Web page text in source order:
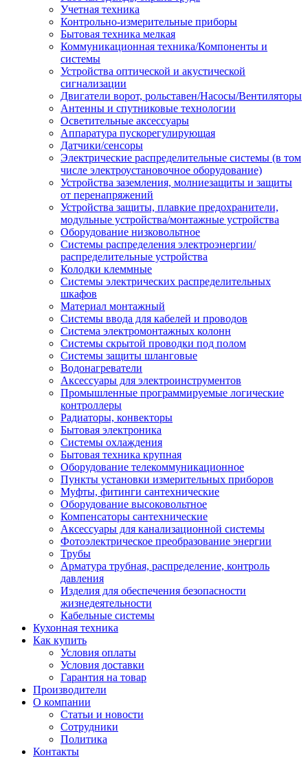
Учетная техника
Контрольно-измерительные приборы
Бытовая техника мелкая
Коммуникационная техника/Компоненты и
системы
Устройства оптической и акустической
сигнализации
Двигатели ворот, рольставен/Насосы/Вентиляторы
Антенны и спутниковые технологии
Осветительные аксессуары
Аппаратура пускорегулирующая
Датчики/сенсоры
Электрические распределительные системы (в том
числе электроустановочное оборудование)
Устройства заземления, молниезащиты и защиты
от перенапряжений
Устройства защиты, плавкие предохранители,
модульные устройства/монтажные устройства
Оборудование низковольтное
Системы распределения электроэнергии/
распределительные устройства
Колодки клеммные
Системы электрических распределительных
шкафов
Материал монтажный
Системы ввода для кабелей и проводов
Система электромонтажных колонн
Системы скрытой проводки под полом
Системы защиты шланговые
Водонагреватели
Аксессуары для электроинструментов
Промышленные программируемые логические
контроллеры
Радиаторы, конвекторы
Бытовая электроника
Системы охлаждения
Бытовая техника крупная
Оборудование телекоммуникационное
Пункты установки измерительных приборов
Муфты, фитинги сантехнические
Оборудование высоковольтное
Компенсаторы сантехнические
Аксессуары для канализационной системы
Фотоэлектрическое преобразование энергии
Трубы
Арматура трубная, распределение, контроль
давления
Изделия для обеспечения безопасности
жизнедеятельности
Кабельные системы
Кухонная техника
Как купить
Условия оплаты
Условия доставки
Гарантия на товар
Производители
О компании
Статьи и новости
Сотрудники
Политика
Контакты